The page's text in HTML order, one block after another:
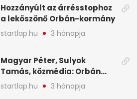
Hozzányúlt az árrésstophoz
a leköszönő Orbán-kormány
startlap.hu 3 hónapja
Magyar Péter, Sulyok
Tamás, közmédia: Orbán
Viktor április 13. óta hallgat,
közben pörögnek az
startlap.hu 3 hónapja